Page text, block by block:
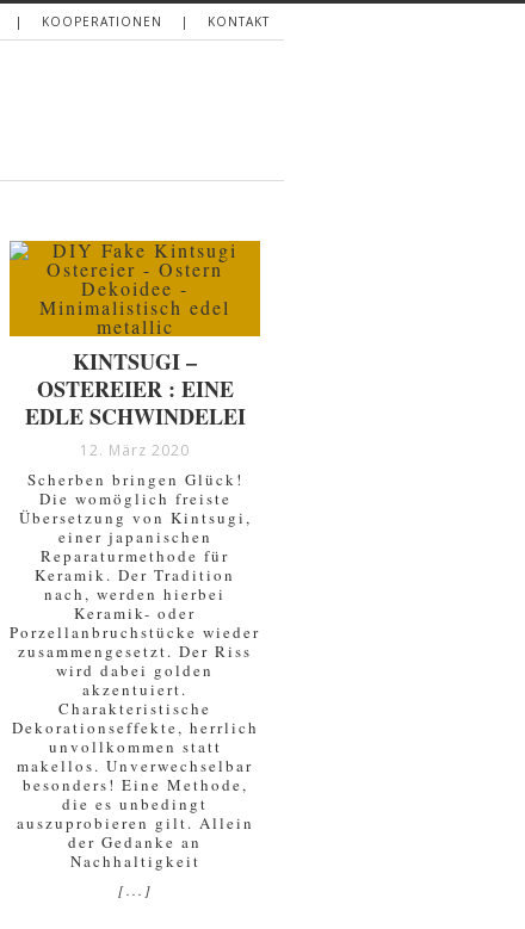
KOOPERATIONEN KONTAKT
KINTSUGI –
OSTEREIER : EINE
EDLE SCHWINDELEI
12. März 2020
Scherben bringen Glück!
Die womöglich freiste
Übersetzung von Kintsugi,
einer japanischen
Reparaturmethode für
Keramik. Der Tradition
nach, werden hierbei
Keramik- oder
Porzellanbruchstücke wieder
zusammengesetzt. Der Riss
wird dabei golden
akzentuiert.
Charakteristische
Dekorationseffekte, herrlich
unvollkommen statt
makellos. Unverwechselbar
besonders! Eine Methode,
die es unbedingt
auszuprobieren gilt. Allein
der Gedanke an
Nachhaltigkeit
[...]